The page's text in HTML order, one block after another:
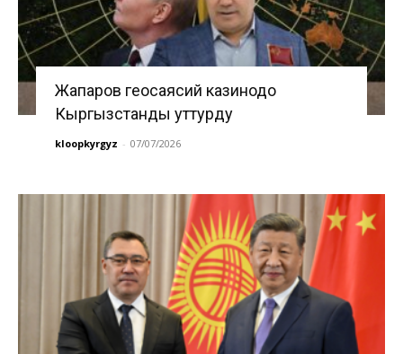
Жапаров геосаясий казинодо
Кыргызстанды уттурду
kloopkyrgyz - 07/07/2026